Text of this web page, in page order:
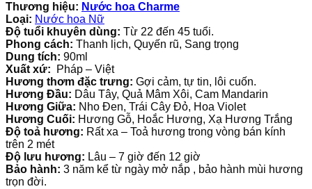
Thương hiệu: Nước hoa Charme
Loại: Nước hoa Nữ
Độ tuổi khuyên dùng: Từ 22 đến 45 tuổi.
Phong cách: Thanh lịch, Quyến rũ, Sang trọng
Dung tích: 90ml
Xuất xứ: Pháp – Việt
Hương thơm đặc trưng: Gợi cảm, tự tin, lôi cuốn.
Hương Đầu: Dâu Tây, Quả Mâm Xôi, Cam Mandarin
Hương Giữa: Nho Đen, Trái Cây Đỏ, Hoa Violet
Hương Cuối: Hương Gỗ, Hoắc Hương, Xạ Hương Trắng
Độ toả hương: Rất xa – Toả hương trong vòng bán kính
trên 2 mét
Độ lưu hương: Lâu – 7 giờ đến 12 giờ
Bảo hành: 3 năm kể từ ngày mở nắp , bảo hành mùi hương
trọn đời.